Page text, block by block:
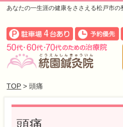
あなたの一生涯の健康をささえる松戸市
TOP > 頭痛